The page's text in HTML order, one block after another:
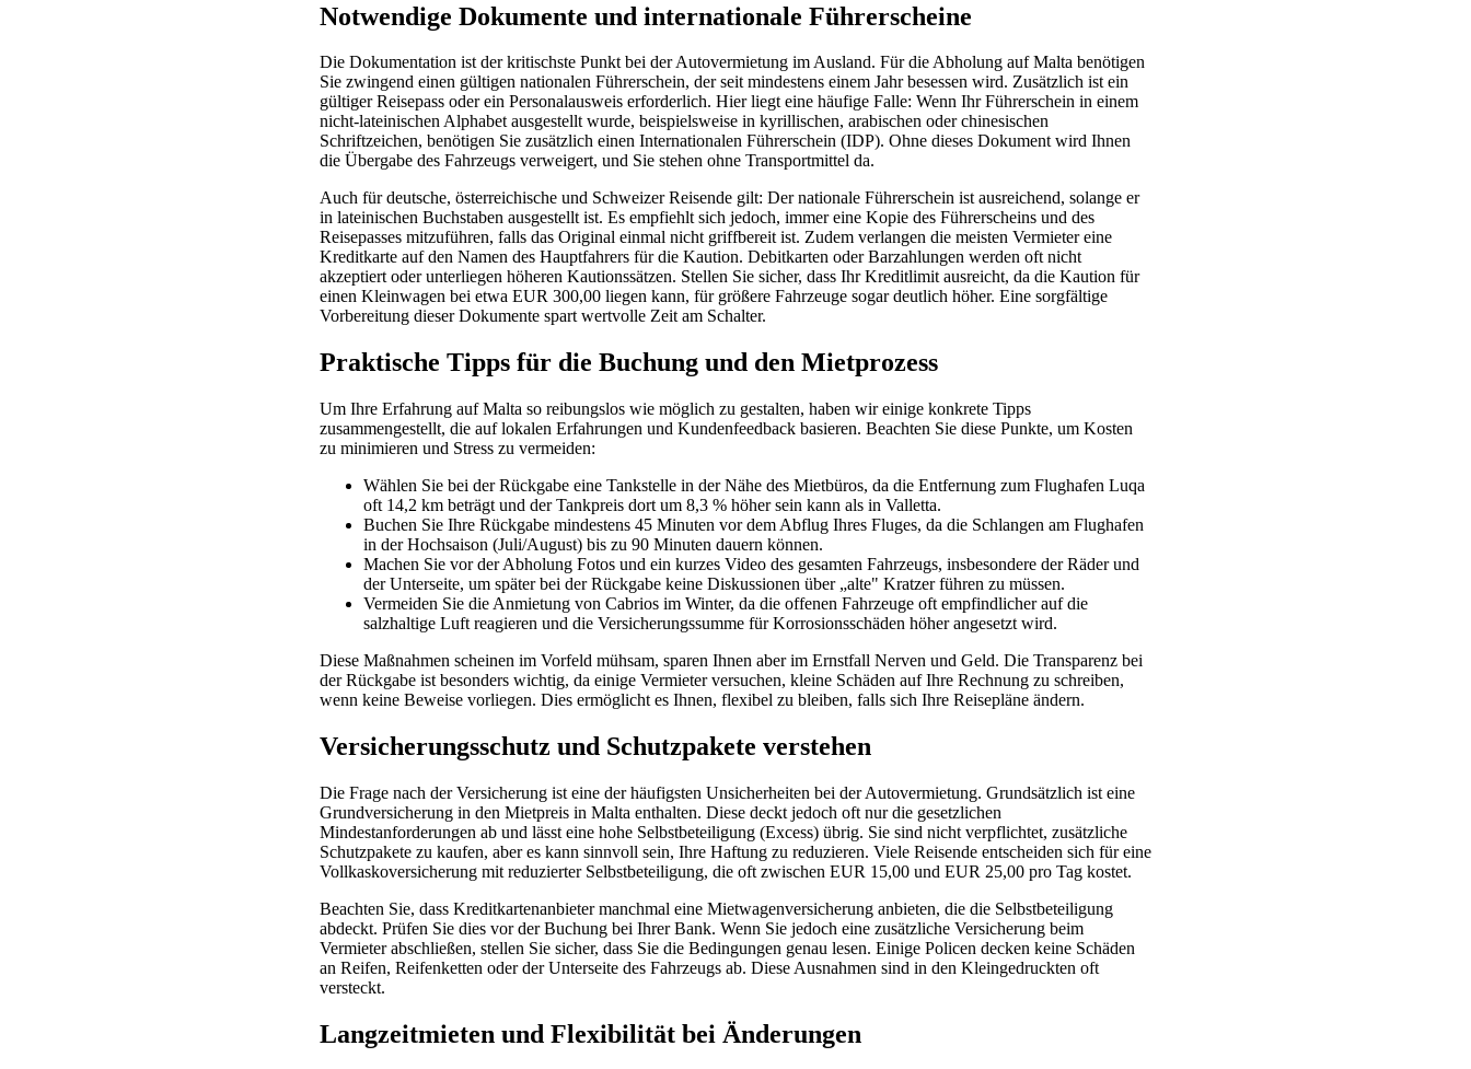
Notwendige Dokumente und internationale Führerscheine
Die Dokumentation ist der kritischste Punkt bei der Autovermietung im Ausland. Für die Abholung auf Malta benötigen
Sie zwingend einen gültigen nationalen Führerschein, der seit mindestens einem Jahr besessen wird. Zusätzlich ist ein
gültiger Reisepass oder ein Personalausweis erforderlich. Hier liegt eine häufige Falle: Wenn Ihr Führerschein in einem
nicht-lateinischen Alphabet ausgestellt wurde, beispielsweise in kyrillischen, arabischen oder chinesischen
Schriftzeichen, benötigen Sie zusätzlich einen Internationalen Führerschein (IDP). Ohne dieses Dokument wird Ihnen
die Übergabe des Fahrzeugs verweigert, und Sie stehen ohne Transportmittel da.
Auch für deutsche, österreichische und Schweizer Reisende gilt: Der nationale Führerschein ist ausreichend, solange er
in lateinischen Buchstaben ausgestellt ist. Es empfiehlt sich jedoch, immer eine Kopie des Führerscheins und des
Reisepasses mitzuführen, falls das Original einmal nicht griffbereit ist. Zudem verlangen die meisten Vermieter eine
Kreditkarte auf den Namen des Hauptfahrers für die Kaution. Debitkarten oder Barzahlungen werden oft nicht
akzeptiert oder unterliegen höheren Kautionssätzen. Stellen Sie sicher, dass Ihr Kreditlimit ausreicht, da die Kaution für
einen Kleinwagen bei etwa EUR 300,00 liegen kann, für größere Fahrzeuge sogar deutlich höher. Eine sorgfältige
Vorbereitung dieser Dokumente spart wertvolle Zeit am Schalter.
Praktische Tipps für die Buchung und den Mietprozess
Um Ihre Erfahrung auf Malta so reibungslos wie möglich zu gestalten, haben wir einige konkrete Tipps
zusammengestellt, die auf lokalen Erfahrungen und Kundenfeedback basieren. Beachten Sie diese Punkte, um Kosten
zu minimieren und Stress zu vermeiden:
Wählen Sie bei der Rückgabe eine Tankstelle in der Nähe des Mietbüros, da die Entfernung zum Flughafen Luqa
oft 14,2 km beträgt und der Tankpreis dort um 8,3 % höher sein kann als in Valletta.
Buchen Sie Ihre Rückgabe mindestens 45 Minuten vor dem Abflug Ihres Fluges, da die Schlangen am Flughafen
in der Hochsaison (Juli/August) bis zu 90 Minuten dauern können.
Machen Sie vor der Abholung Fotos und ein kurzes Video des gesamten Fahrzeugs, insbesondere der Räder und
der Unterseite, um später bei der Rückgabe keine Diskussionen über „alte" Kratzer führen zu müssen.
Vermeiden Sie die Anmietung von Cabrios im Winter, da die offenen Fahrzeuge oft empfindlicher auf die
salzhaltige Luft reagieren und die Versicherungssumme für Korrosionsschäden höher angesetzt wird.
Diese Maßnahmen scheinen im Vorfeld mühsam, sparen Ihnen aber im Ernstfall Nerven und Geld. Die Transparenz bei
der Rückgabe ist besonders wichtig, da einige Vermieter versuchen, kleine Schäden auf Ihre Rechnung zu schreiben,
wenn keine Beweise vorliegen. Dies ermöglicht es Ihnen, flexibel zu bleiben, falls sich Ihre Reisepläne ändern.
Versicherungsschutz und Schutzpakete verstehen
Die Frage nach der Versicherung ist eine der häufigsten Unsicherheiten bei der Autovermietung. Grundsätzlich ist eine
Grundversicherung in den Mietpreis in Malta enthalten. Diese deckt jedoch oft nur die gesetzlichen
Mindestanforderungen ab und lässt eine hohe Selbstbeteiligung (Excess) übrig. Sie sind nicht verpflichtet, zusätzliche
Schutzpakete zu kaufen, aber es kann sinnvoll sein, Ihre Haftung zu reduzieren. Viele Reisende entscheiden sich für eine
Vollkaskoversicherung mit reduzierter Selbstbeteiligung, die oft zwischen EUR 15,00 und EUR 25,00 pro Tag kostet.
Beachten Sie, dass Kreditkartenanbieter manchmal eine Mietwagenversicherung anbieten, die die Selbstbeteiligung
abdeckt. Prüfen Sie dies vor der Buchung bei Ihrer Bank. Wenn Sie jedoch eine zusätzliche Versicherung beim
Vermieter abschließen, stellen Sie sicher, dass Sie die Bedingungen genau lesen. Einige Policen decken keine Schäden
an Reifen, Reifenketten oder der Unterseite des Fahrzeugs ab. Diese Ausnahmen sind in den Kleingedruckten oft
versteckt.
Langzeitmieten und Flexibilität bei Änderungen